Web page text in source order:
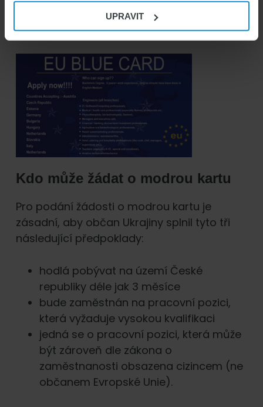
UPRAVIT
jak k pobytu na území ČR, tak k výkonu
výdělečné činnosti.
Kdo může žádat o modrou kartu
Pro podání žádosti o modrou kartu je
zásadní, aby občan Ukrajiny splnil tyto tři
následující předpoklady:
hodlá pobývat na území České
republiky déle jak 3 měsíce
bude zaměstnán na pracovní pozici,
která vyžaduje vysokou kvalifikaci
jedná se o pracovní pozici, která může
být zároveň dle zákona o
zaměstnanosti obsazena cizincem (ne
občanem Evropské Unie).